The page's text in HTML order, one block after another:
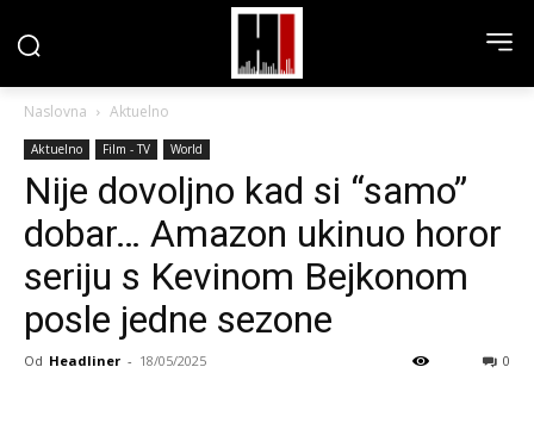
Naslovna Aktuelno
Aktuelno Film - TV World
Nije dovoljno kad si “samo”
dobar… Amazon ukinuo horor
seriju s Kevinom Bejkonom
posle jedne sezone
Od Headliner - 18/05/2025 0